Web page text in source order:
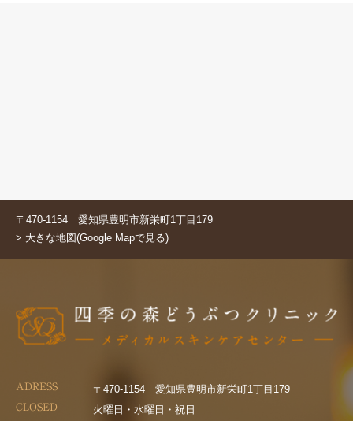
〒470-1154 愛知県豊明市新栄町1丁目179
> 大きな地図(Google Mapで見る)
ADRESS 〒470-1154 愛知県豊明市新栄町1丁目179
CLOSED 火曜日・水曜日・祝日